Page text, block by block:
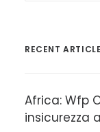
RECENT
Africa: Wfp
insicurezza